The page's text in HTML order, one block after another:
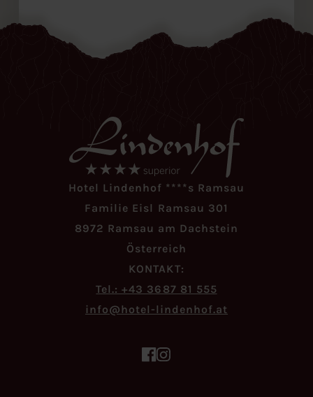
Hotel Lindenhof ****s Ramsau
Familie Eisl Ramsau 301
8972 Ramsau am Dachstein
Österreich
KONTAKT:
Tel.: +43 3687 81 555
ta.fohnednil-letoh@ofni